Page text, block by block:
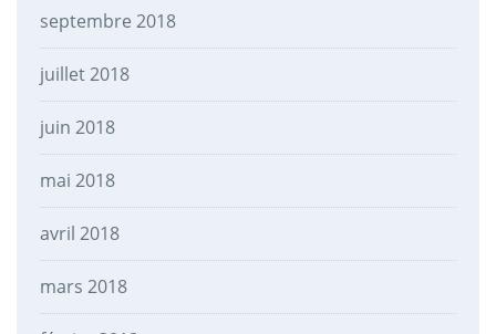
septembre 2018
juillet 2018
juin 2018
mai 2018
avril 2018
mars 2018